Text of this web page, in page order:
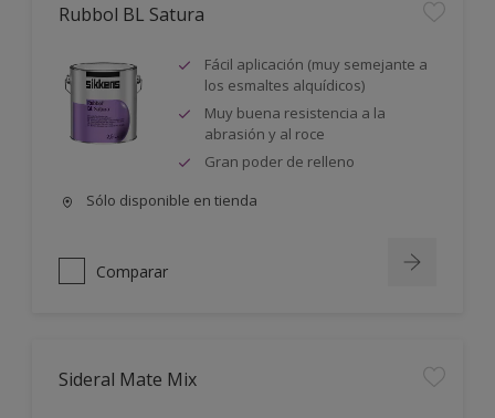
Rubbol BL Satura
Fácil aplicación (muy semejante a
los esmaltes alquídicos)
Muy buena resistencia a la
abrasión y al roce
Gran poder de relleno
Sólo disponible en tienda
Comparar
Sideral Mate Mix